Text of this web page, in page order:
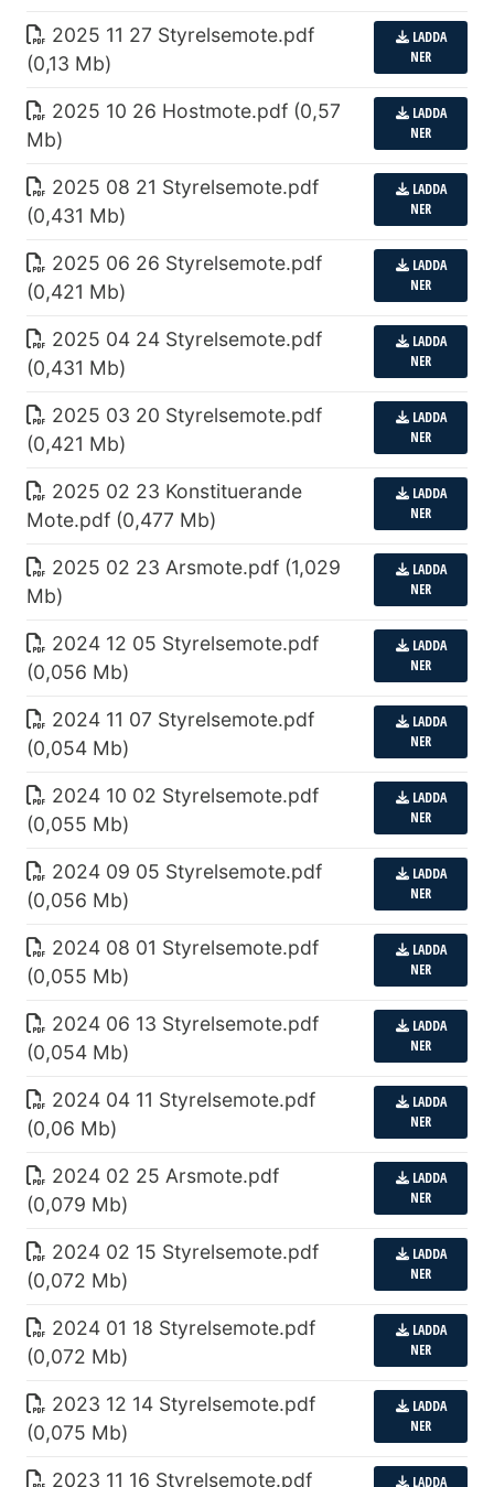
2025 11 27 Styrelsemote.pdf
(0,13 Mb)
LADDA
NER
2025 10 26 Hostmote.pdf (0,57
Mb)
LADDA
NER
2025 08 21 Styrelsemote.pdf
(0,431 Mb)
LADDA
NER
2025 06 26 Styrelsemote.pdf
(0,421 Mb)
LADDA
NER
2025 04 24 Styrelsemote.pdf
(0,431 Mb)
LADDA
NER
2025 03 20 Styrelsemote.pdf
(0,421 Mb)
LADDA
NER
2025 02 23 Konstituerande
Mote.pdf (0,477 Mb)
LADDA
NER
2025 02 23 Arsmote.pdf (1,029
Mb)
LADDA
NER
2024 12 05 Styrelsemote.pdf
(0,056 Mb)
LADDA
NER
2024 11 07 Styrelsemote.pdf
(0,054 Mb)
LADDA
NER
2024 10 02 Styrelsemote.pdf
(0,055 Mb)
LADDA
NER
2024 09 05 Styrelsemote.pdf
(0,056 Mb)
LADDA
NER
2024 08 01 Styrelsemote.pdf
(0,055 Mb)
LADDA
NER
2024 06 13 Styrelsemote.pdf
(0,054 Mb)
LADDA
NER
2024 04 11 Styrelsemote.pdf
(0,06 Mb)
LADDA
NER
2024 02 25 Arsmote.pdf
(0,079 Mb)
LADDA
NER
2024 02 15 Styrelsemote.pdf
(0,072 Mb)
LADDA
NER
2024 01 18 Styrelsemote.pdf
(0,072 Mb)
LADDA
NER
2023 12 14 Styrelsemote.pdf
(0,075 Mb)
LADDA
NER
2023 11 16 Styrelsemote.pdf LADDA